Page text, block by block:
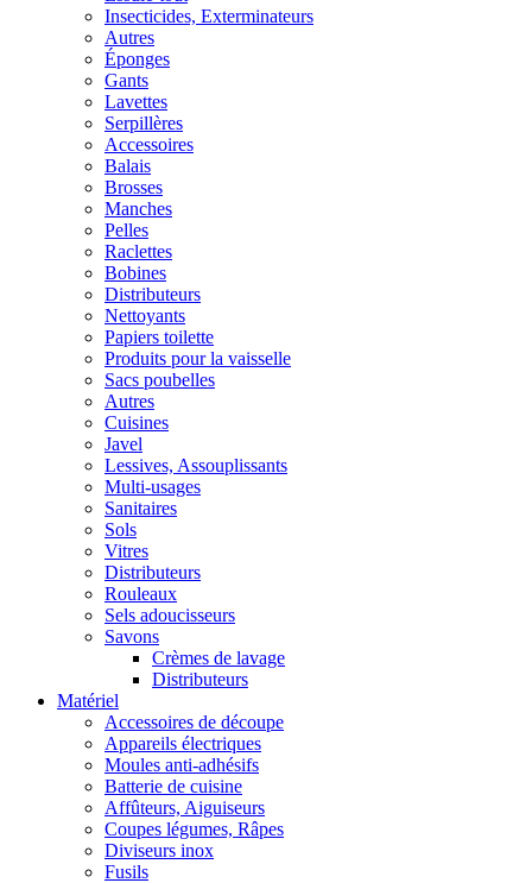
Insecticides, Exterminateurs
Autres
Éponges
Gants
Lavettes
Serpillères
Accessoires
Balais
Brosses
Manches
Pelles
Raclettes
Bobines
Distributeurs
Nettoyants
Papiers toilette
Produits pour la vaisselle
Sacs poubelles
Autres
Cuisines
Javel
Lessives, Assouplissants
Multi-usages
Sanitaires
Sols
Vitres
Distributeurs
Rouleaux
Sels adoucisseurs
Savons
Crèmes de lavage
Distributeurs
Matériel
Accessoires de découpe
Appareils électriques
Moules anti-adhésifs
Batterie de cuisine
Affûteurs, Aiguiseurs
Coupes légumes, Râpes
Diviseurs inox
Fusils